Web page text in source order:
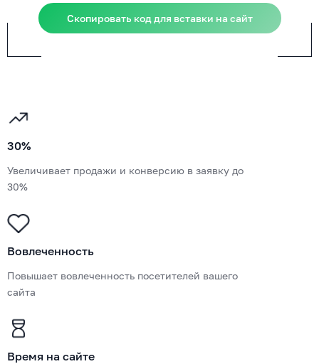
Скопировать код для вставки на сайт
30%
Увеличивает продажи и конверсию в заявку до
30%
Вовлеченность
Повышает вовлеченность посетителей вашего
сайта
Время на сайте